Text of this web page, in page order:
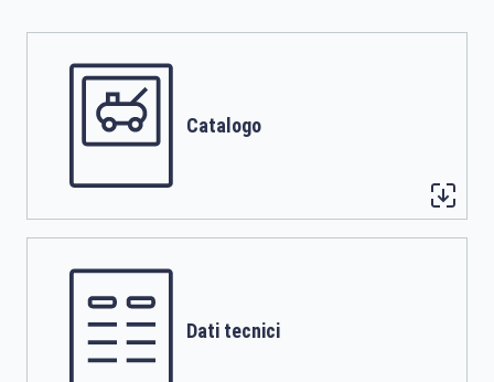
Catalogo
Dati tecnici